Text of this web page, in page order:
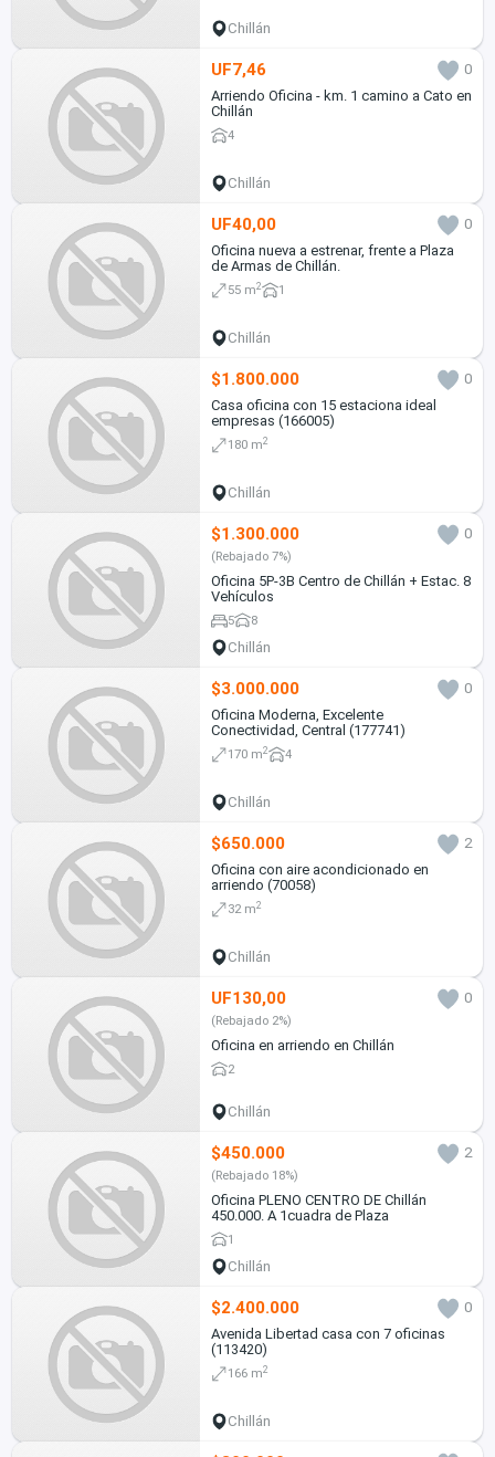
Chillán
UF7,46
0
Arriendo Oficina - km. 1 camino a Cato en
Chillán
4
Chillán
UF40,00
0
Oficina nueva a estrenar, frente a Plaza
de Armas de Chillán.
55 m2 1
Chillán
$1.800.000
0
Casa oficina con 15 estaciona ideal
empresas (166005)
180 m2
Chillán
$1.300.000 0
(Rebajado 7%)
Oficina 5P-3B Centro de Chillán + Estac. 8
Vehículos
5 8
Chillán
$3.000.000
0
Oficina Moderna, Excelente
Conectividad, Central (177741)
170 m2 4
Chillán
$650.000
2
Oficina con aire acondicionado en
arriendo (70058)
32 m2
Chillán
UF130,00 0
(Rebajado 2%)
Oficina en arriendo en Chillán
2
Chillán
$450.000 2
(Rebajado 18%)
Oficina PLENO CENTRO DE Chillán
450.000. A 1cuadra de Plaza
1
Chillán
$2.400.000
0
Avenida Libertad casa con 7 oficinas
(113420)
166 m2
Chillán